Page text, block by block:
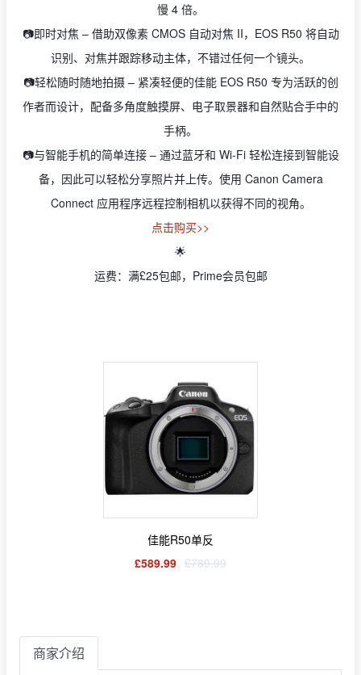
慢 4 倍。
📷即时对焦 – 借助双像素 CMOS 自动对焦 II，EOS R50 将自动
识别、对焦并跟踪移动主体，不错过任何一个镜头。
📷轻松随时随地拍摄 – 紧凑轻便的佳能 EOS R50 专为活跃的创
作者而设计，配备多角度触摸屏、电子取景器和自然贴合手中的
手柄。
📷与智能手机的简单连接 – 通过蓝牙和 Wi-Fi 轻松连接到智能设
备，因此可以轻松分享照片并上传。使用 Canon Camera
Connect 应用程序远程控制相机以获得不同的视角。
点击购买>>
🌟
运费：满£25包邮，Prime会员包邮
佳能R50单反
£589.99 £789.99
商家介绍